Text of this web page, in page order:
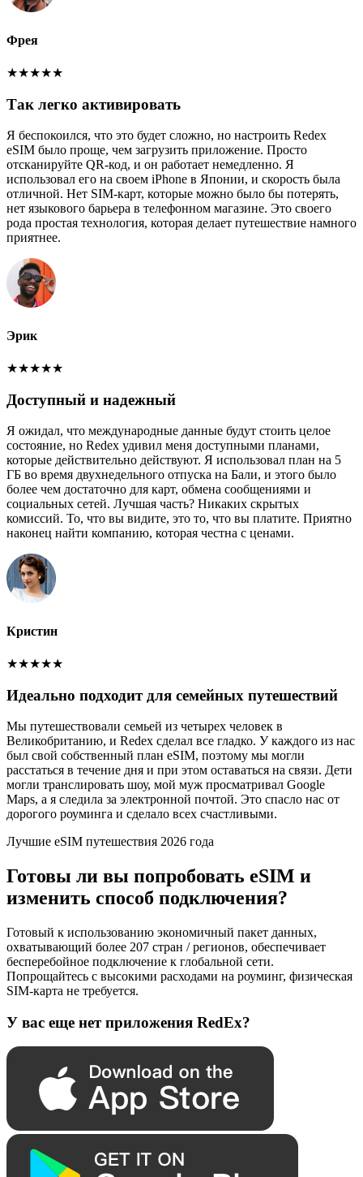
Фрея
★★★★★
Так легко активировать
Я беспокоился, что это будет сложно, но настроить Redex
eSIM было проще, чем загрузить приложение. Просто
отсканируйте QR-код, и он работает немедленно. Я
использовал его на своем iPhone в Японии, и скорость была
отличной. Нет SIM-карт, которые можно было бы потерять,
нет языкового барьера в телефонном магазине. Это своего
рода простая технология, которая делает путешествие намного
приятнее.
Эрик
★★★★★
Доступный и надежный
Я ожидал, что международные данные будут стоить целое
состояние, но Redex удивил меня доступными планами,
которые действительно действуют. Я использовал план на 5
ГБ во время двухнедельного отпуска на Бали, и этого было
более чем достаточно для карт, обмена сообщениями и
социальных сетей. Лучшая часть? Никаких скрытых
комиссий. То, что вы видите, это то, что вы платите. Приятно
наконец найти компанию, которая честна с ценами.
Кристин
★★★★★
Идеально подходит для семейных путешествий
Мы путешествовали семьей из четырех человек в
Великобританию, и Redex сделал все гладко. У каждого из нас
был свой собственный план eSIM, поэтому мы могли
расстаться в течение дня и при этом оставаться на связи. Дети
могли транслировать шоу, мой муж просматривал Google
Maps, а я следила за электронной почтой. Это спасло нас от
дорогого роуминга и сделало всех счастливыми.
Лучшие eSIM путешествия 2026 года
Готовы ли вы попробовать eSIM и
изменить способ подключения?
Готовый к использованию экономичный пакет данных,
охватывающий более 207 стран / регионов, обеспечивает
бесперебойное подключение к глобальной сети.
Попрощайтесь с высокими расходами на роуминг, физическая
SIM-карта не требуется.
У вас еще нет приложения RedEx?